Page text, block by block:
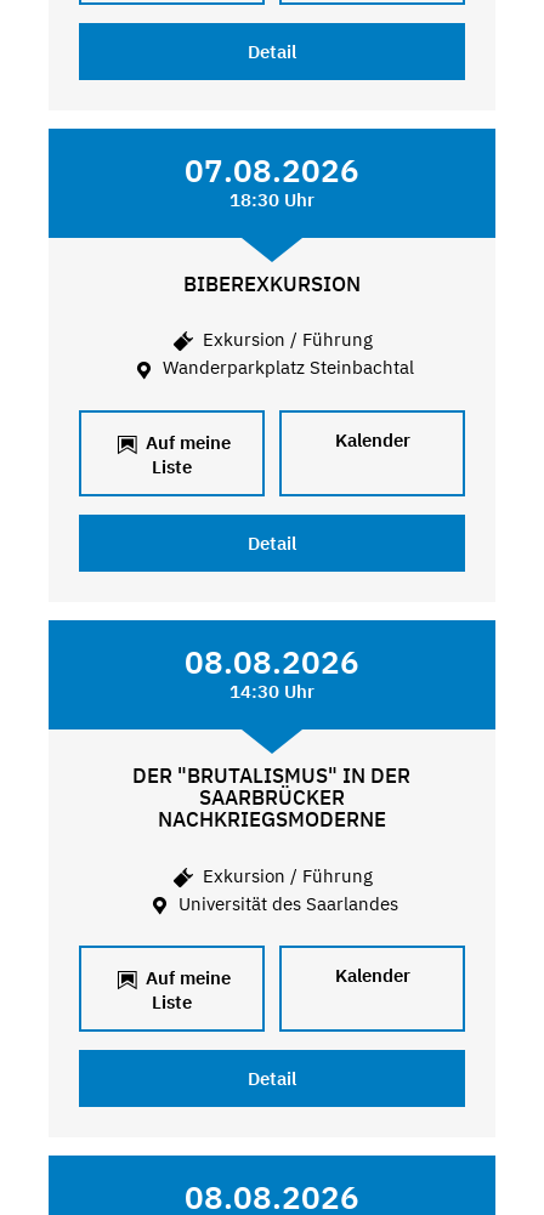
Detail
07.08.2026
18:30 Uhr
BIBEREXKURSION
Exkursion / Führung
Wanderparkplatz Steinbachtal
Auf meine
Liste
Kalender
Detail
08.08.2026
14:30 Uhr
DER "BRUTALISMUS" IN DER
SAARBRÜCKER
NACHKRIEGSMODERNE
Exkursion / Führung
Universität des Saarlandes
Auf meine
Liste
Kalender
Detail
08.08.2026